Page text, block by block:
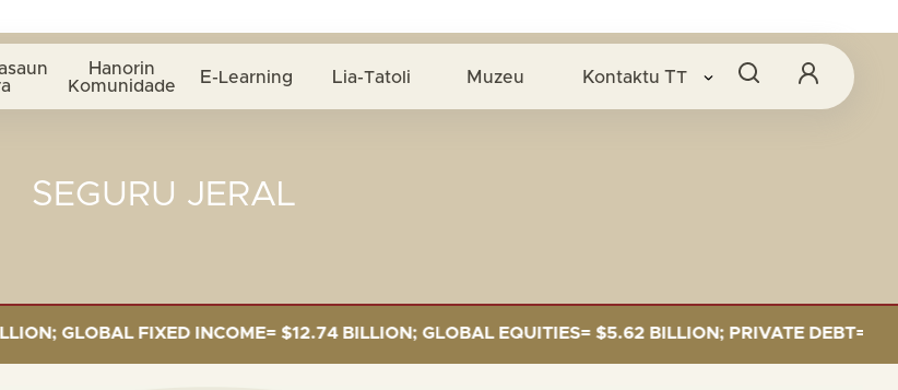
Hanorin
Komunidade E-Learning Lia-Tatoli Muzeu Kontaktu TT
SEGURU JERAL
FIXED INCOME= $12.74 BILLION; GLOBAL EQUITIES= $5.62 BILLION; PRIVATE DEBT= $589